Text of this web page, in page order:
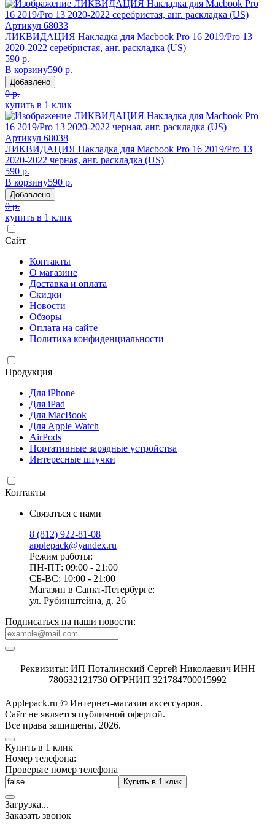
Артикул 68033
ЛИКВИДАЦИЯ Накладка для Macbook Pro 16 2019/Pro 13
2020-2022 серебристая, анг. раскладка (US)
590 р.
В корзину590 р.
Добавлено
0 р.
купить в 1 клик
Артикул 68038
ЛИКВИДАЦИЯ Накладка для Macbook Pro 16 2019/Pro 13
2020-2022 черная, анг. раскладка (US)
590 р.
В корзину590 р.
Добавлено
0 р.
купить в 1 клик
Сайт
Контакты
О магазине
Доставка и оплата
Скидки
Новости
Обзоры
Оплата на сайте
Политика конфиденциальности
Продукция
Для iPhone
Для iPad
Для MacBook
Для Apple Watch
AirPods
Портативные зарядные устройства
Интересные штучки
Контакты
Связаться с нами
8 (812) 922-81-08
applepack@yandex.ru
Режим работы:
ПН-ПТ: 09:00 - 21:00
СБ-ВС: 10:00 - 21:00
Магазин в Санкт-Петербурге:
ул. Рубинштейна, д. 26
Подписаться на наши новости:
Реквизиты: ИП Поталинский Сергей Николаевич ИНН
780632121730 ОГРНИП 321784700015992
Applepack.ru © Интернет-магазин аксессуаров.
Cайт не является публичной офертой.
Все права защищены, 2026.
Купить в 1 клик
Номер телефона:
Проверьте номер телефона
Купить в 1 клик
Загрузка...
Заказать звонок